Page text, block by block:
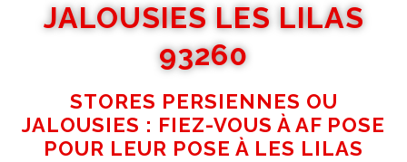
JALOUSIES LES LILAS
93260
STORES PERSIENNES OU
JALOUSIES : FIEZ-VOUS À AF POSE
POUR LEUR POSE À LES LILAS